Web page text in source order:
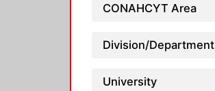
CONAHCYT Area
Division/Department
University